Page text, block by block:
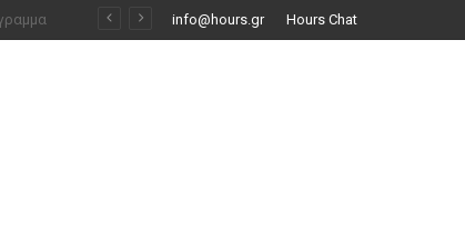
info@hours.gr Hours Chat